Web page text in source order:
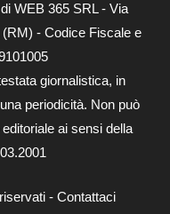
WEB 365 SRL - Via
- Codice Fiscale e
giornalistica, in
periodicità. Non può
ai sensi della
- Contattaci